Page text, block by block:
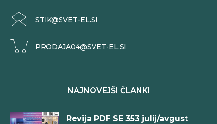
STIK@SVET-EL.SI
PRODAJA04@SVET-EL.SI
NAJNOVEJŠI ČLANKI
Revija PDF SE 353 julij/avgust